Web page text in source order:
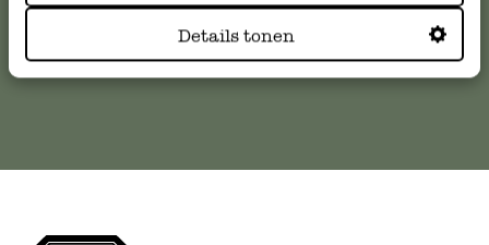
Details tonen
Online Klantenservice